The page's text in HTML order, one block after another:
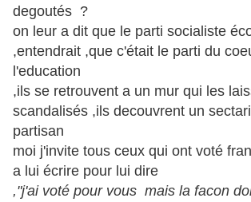
degoutés ?
on leur a dit que le parti socialiste
,entendrait ,que c'était le parti du
l'education
,ils se retrouvent a un mur qui les
scandalisés ,ils decouvrent un
partisan
moi j'invite tous ceux qui ont voté
a lui écrire pour lui dire
,"j'ai voté pour vous mais la facon